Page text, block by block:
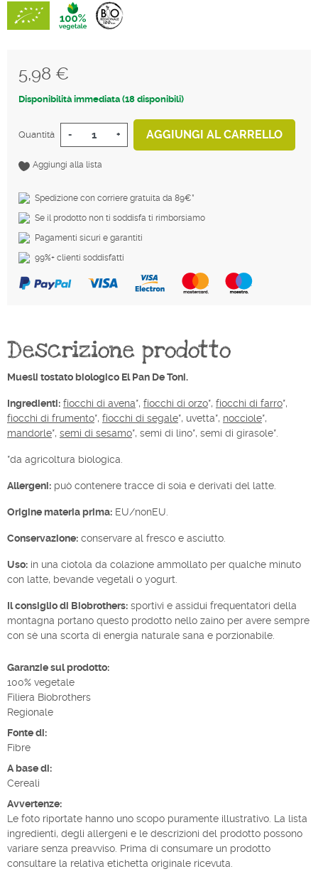
in una ciotola con latte o bevanda vegetale, ma anche da
sgranocchiare asciutto.
5,98 €
Tasse incluse
Disponibilità immediata (18 disponibili)
Quantità - + AGGIUNGI AL CARRELLO
Aggiungi alla lista
Spedizione con corriere gratuita da 89€*
Se il prodotto non ti soddisfa ti rimborsiamo
Pagamenti sicuri e garantiti
99%+ clienti soddisfatti
Descrizione prodotto
Muesli tostato biologico El Pan De Toni.
Ingredienti: fiocchi di avena*, fiocchi di orzo*, fiocchi di farro*,
fiocchi di frumento*, fiocchi di segale*, uvetta*, nocciole*,
mandorle*, semi di sesamo*, semi di lino*, semi di girasole*.
*da agricoltura biologica.
Allergeni: può contenere tracce di soia e derivati del latte.
Origine materia prima: EU/nonEU.
Conservazione: conservare al fresco e asciutto.
Uso: in una ciotola da colazione ammollato per qualche minuto
con latte, bevande vegetali o yogurt.
Il consiglio di Biobrothers: sportivi e assidui frequentatori della
montagna portano questo prodotto nello zaino per avere sempre
con sè una scorta di energia naturale sana e porzionabile.
Garanzie sul prodotto:
100% vegetale
Filiera Biobrothers
Regionale
Fonte di:
Fibre
A base di:
Cereali
Avvertenze:
Le foto riportate hanno uno scopo puramente illustrativo. La lista
ingredienti, degli allergeni e le descrizioni del prodotto possono
variare senza preavviso. Prima di consumare un prodotto
consultare la relativa etichetta originale ricevuta.